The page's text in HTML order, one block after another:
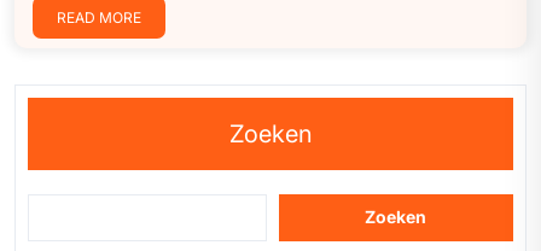
READ MORE
Zoeken
Zoeken